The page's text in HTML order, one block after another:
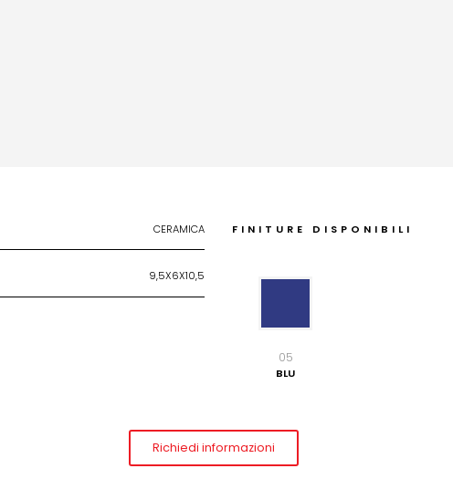
CERAMICA
9,5X6X10,5
FINITURE DISPONIBILI
05
BLU
Richiedi informazioni